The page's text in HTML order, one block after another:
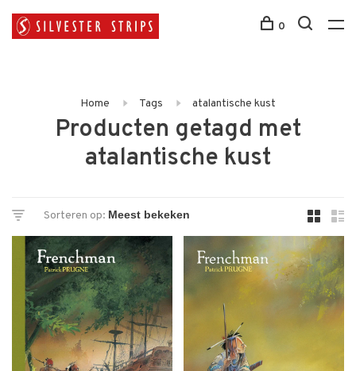
0
Home Tags atalantische kust
Producten getagd met
atalantische kust
Sorteren op: